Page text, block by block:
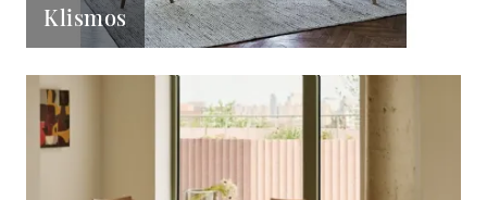
Klismos